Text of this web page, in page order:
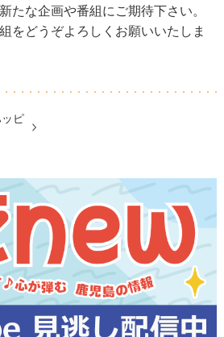
たな企画や番組にご期待下さい。
をどうぞよろしくお願いいたしま
ピ